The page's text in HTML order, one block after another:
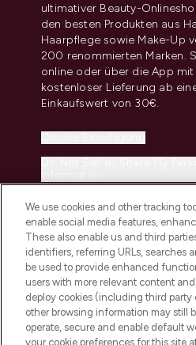
ultimativer Beauty-
den besten Produkten aus
Haarpflege sowie Make-Up
200 renommierten Marken.
online oder über die App mit
kostenloser Lieferung ab
Einkaufswert von 30€.
2026 THG Beauty Europe GmbH
We use cookies and other tracking
enable social media features,
These also enable us and third
identifiers, referring URLs, searches
be used to provide enhanced
users with more relevant content
deploy cookies (including third party
other browsing information may still
operate, secure and enable default
your cookie preferences for this site